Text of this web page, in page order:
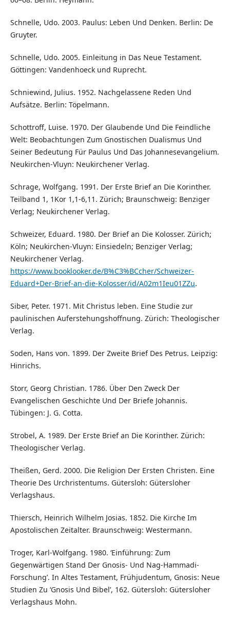
Schnelle, Udo. 2003. Paulus: Leben Und Denken. Berlin: De
Gruyter.
Schnelle, Udo. 2005. Einleitung in Das Neue Testament.
Göttingen: Vandenhoeck und Ruprecht.
Schniewind, Julius. 1952. Nachgelassene Reden Und
Aufsätze. Berlin: Töpelmann.
Schottroff, Luise. 1970. Der Glaubende Und Die Feindliche
Welt: Beobachtungen Zum Gnostischen Dualismus Und
Seiner Bedeutung Für Paulus Und Das Johannesevangelium.
Neukirchen-Vluyn: Neukirchener Verlag.
Schrage, Wolfgang. 1991. Der Erste Brief an Die Korinther.
Teilband 1, 1Kor 1,1-6,11. Zürich; Braunschweig: Benziger
Verlag; Neukirchener Verlag.
Schweizer, Eduard. 1980. Der Brief an Die Kolosser. Zürich;
Köln; Neukirchen-Vluyn: Einsiedeln; Benziger Verlag;
Neukirchener Verlag.
https://www.booklooker.de/B%C3%BCcher/Schweizer-
Eduard+Der-Brief-an-die-Kolosser/id/A02m1Ieu01ZZu.
Siber, Peter. 1971. Mit Christus leben. Eine Studie zur
paulinischen Auferstehungshoffnung. Zürich: Theologischer
Verlag.
Soden, Hans von. 1899. Der Zweite Brief Des Petrus. Leipzig:
Hinrichs.
Storr, Georg Christian. 1786. Über Den Zweck Der
Evangelischen Geschichte Und Der Briefe Johannis.
Tübingen: J. G. Cotta.
Strobel, A. 1989. Der Erste Brief an Die Korinther. Zürich:
Theologischer Verlag.
Theißen, Gerd. 2000. Die Religion Der Ersten Christen. Eine
Theorie Des Urchristentums. Gütersloh: Gütersloher
Verlagshaus.
Thiersch, Heinrich Wilhelm Josias. 1852. Die Kirche Im
Apostolischen Zeitalter. Braunschweig: Westermann.
Troger, Karl-Wolfgang. 1980. ‘Einführung: Zum
Gegenwärtigen Stand Der Gnosis- Und Nag-Hammadi-
Forschung’. In Altes Testament, Frühjudentum, Gnosis: Neue
Studien Zu ‘Gnosis Und Bibel’, 162. Gütersloh: Gütersloher
Verlagshaus Mohn.